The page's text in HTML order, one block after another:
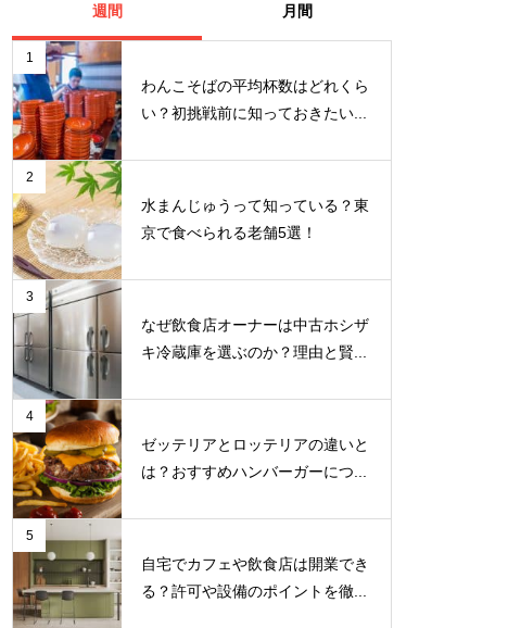
週間 月間
1
わんこそばの平均杯数はどれくら
い？初挑戦前に知っておきたい...
2
水まんじゅうって知っている？東
京で食べられる老舗5選！
3
なぜ飲食店オーナーは中古ホシザ
キ冷蔵庫を選ぶのか？理由と賢...
4
ゼッテリアとロッテリアの違いと
は？おすすめハンバーガーにつ...
5
自宅でカフェや飲食店は開業でき
る？許可や設備のポイントを徹...